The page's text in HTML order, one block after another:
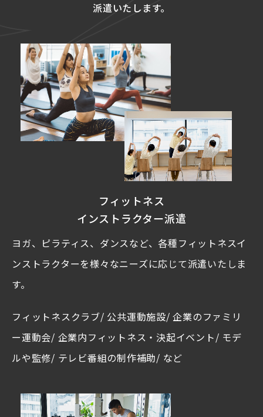
派遣いたします。
フィットネス
インストラクター派遣
ヨガ、ピラティス、ダンスなど、各種フィットネスイ
ンストラクターを様々なニーズに応じて派遣いたしま
す。
フィットネスクラブ/ 公共運動施設/ 企業のファミリ
ー運動会/ 企業内フィットネス・決起イベント/ モデ
ルや監修/ テレビ番組の制作補助/ など